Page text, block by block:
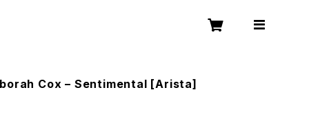
Cox – Sentimental [Arista]